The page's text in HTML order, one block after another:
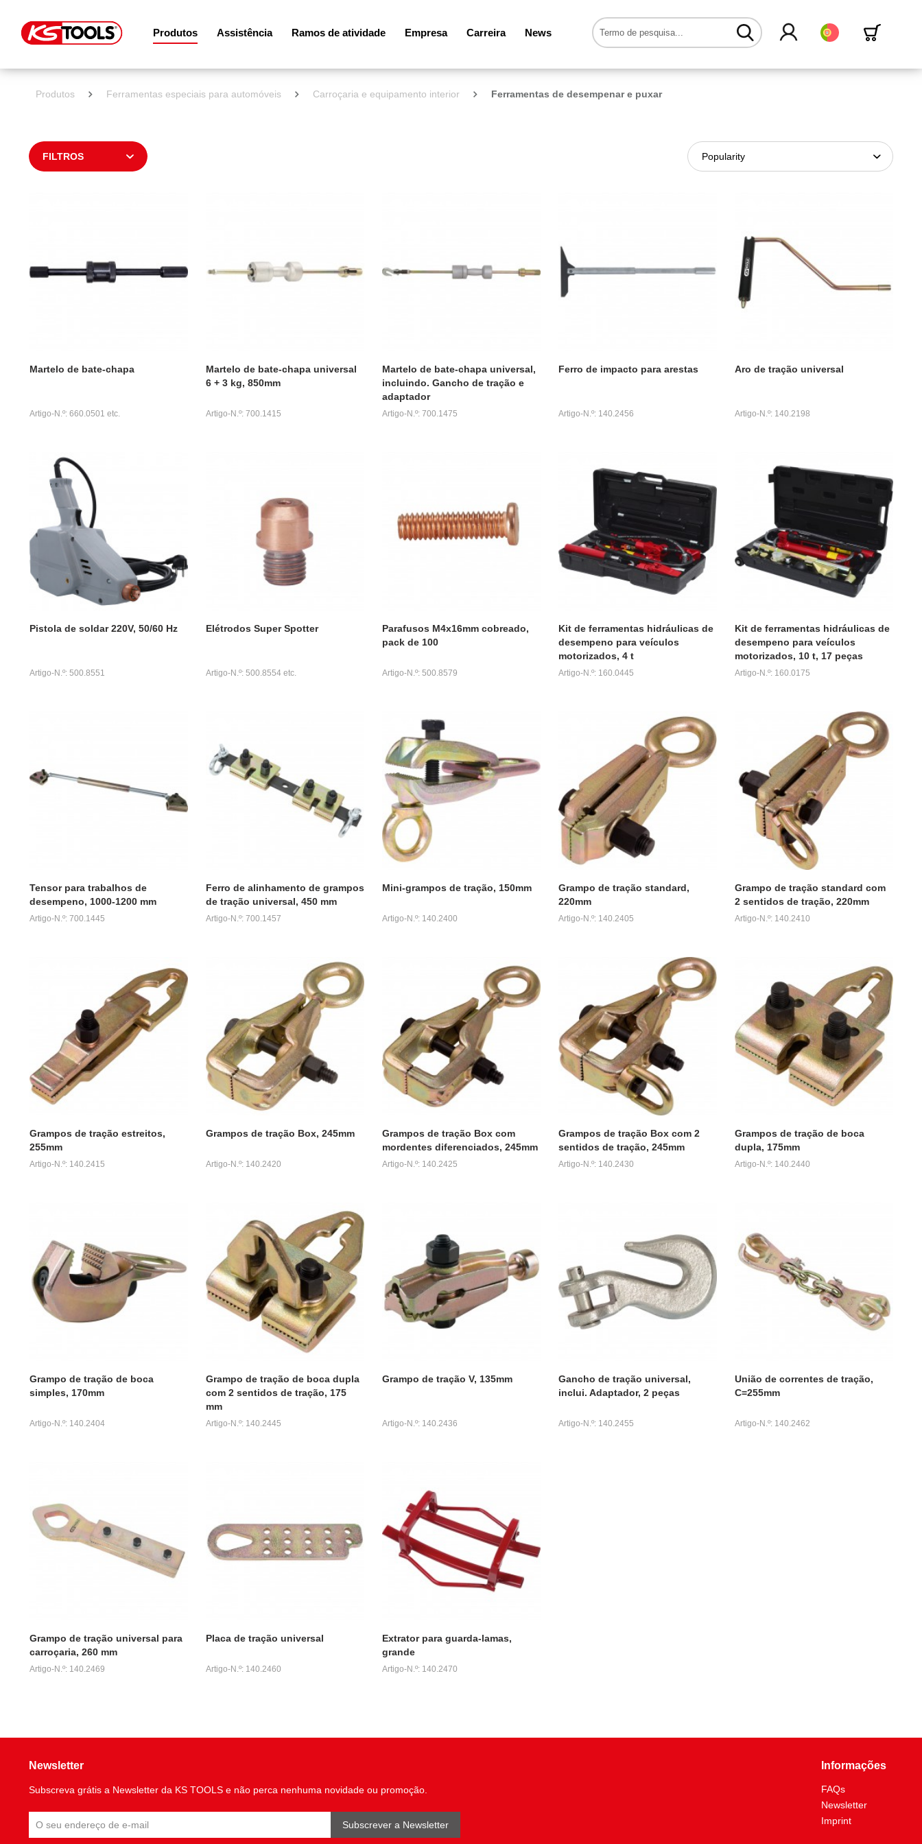
Produtos Assistência Ramos de atividade Empresa Carreira News Português
Produtos Ferramentas especiais para automóveis Carroçaria e equipamento interior Ferramentas de desempenar e puxar
FILTROS
Martelo de bate-chapa
Artigo-N.º: 660.0501 etc.
Martelo de bate-chapa universal
6 + 3 kg, 850mm
Artigo-N.º: 700.1415
Martelo de bate-chapa universal,
incluindo. Gancho de tração e
adaptador
Artigo-N.º: 700.1475
Ferro de impacto para arestas
Artigo-N.º: 140.2456
Aro de tração universal
Artigo-N.º: 140.2198
Pistola de soldar 220V, 50/60 Hz
Artigo-N.º: 500.8551
Elétrodos Super Spotter
Artigo-N.º: 500.8554 etc.
Parafusos M4x16mm cobreado,
pack de 100
Artigo-N.º: 500.8579
Kit de ferramentas hidráulicas de
desempeno para veículos
motorizados, 4 t
Artigo-N.º: 160.0445
Kit de ferramentas hidráulicas de
desempeno para veículos
motorizados, 10 t, 17 peças
Artigo-N.º: 160.0175
Tensor para trabalhos de
desempeno, 1000-1200 mm
Artigo-N.º: 700.1445
Ferro de alinhamento de grampos
de tração universal, 450 mm
Artigo-N.º: 700.1457
Mini-grampos de tração, 150mm
Artigo-N.º: 140.2400
Grampo de tração standard,
220mm
Artigo-N.º: 140.2405
Grampo de tração standard com
2 sentidos de tração, 220mm
Artigo-N.º: 140.2410
Grampos de tração estreitos,
255mm
Artigo-N.º: 140.2415
Grampos de tração Box, 245mm
Artigo-N.º: 140.2420
Grampos de tração Box com
mordentes diferenciados, 245mm
Artigo-N.º: 140.2425
Grampos de tração Box com 2
sentidos de tração, 245mm
Artigo-N.º: 140.2430
Grampos de tração de boca
dupla, 175mm
Artigo-N.º: 140.2440
Grampo de tração de boca
simples, 170mm
Artigo-N.º: 140.2404
Grampo de tração de boca dupla
com 2 sentidos de tração, 175
mm
Artigo-N.º: 140.2445
Grampo de tração V, 135mm
Artigo-N.º: 140.2436
Gancho de tração universal,
inclui. Adaptador, 2 peças
Artigo-N.º: 140.2455
União de correntes de tração,
C=255mm
Artigo-N.º: 140.2462
Grampo de tração universal para
carroçaria, 260 mm
Artigo-N.º: 140.2469
Placa de tração universal
Artigo-N.º: 140.2460
Extrator para guarda-lamas,
grande
Artigo-N.º: 140.2470
Newsletter
Subscreva grátis a Newsletter da KS TOOLS e não perca nenhuma novidade ou promoção.
Subscrever a Newsletter
Informações
FAQs
Newsletter
Imprint